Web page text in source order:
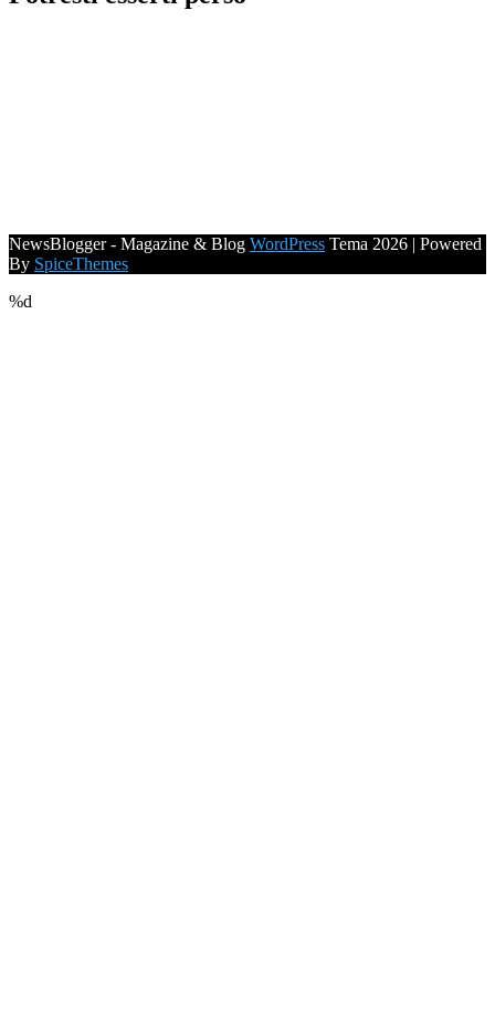
NewsBlogger - Magazine & Blog WordPress Tema 2026 | Powered
By SpiceThemes
%d